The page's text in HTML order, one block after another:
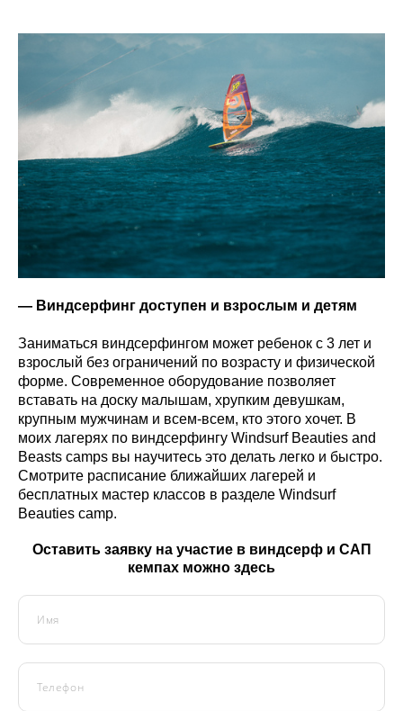
— Виндсерфинг доступен и взрослым и детям
Заниматься виндсерфингом может ребенок с 3 лет и
взрослый без ограничений по возрасту и физической
форме. Современное оборудование позволяет
вставать на доску малышам, хрупким девушкам,
крупным мужчинам и всем-всем, кто этого хочет. В
моих лагерях по виндсерфингу Windsurf Beauties and
Beasts camps вы научитесь это делать легко и быстро.
Смотрите расписание ближайших лагерей и
бесплатных мастер классов в разделе Windsurf
Beauties camp.
Оставить заявку на участие в виндсерф и САП
кемпах можно здесь
Имя
Телефон